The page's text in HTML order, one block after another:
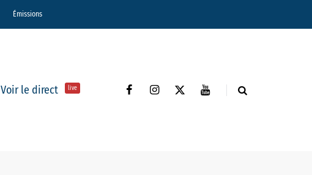
Émissions
Voir le direct live